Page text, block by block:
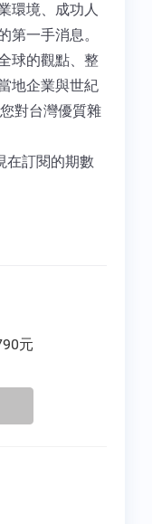
環境、成功人
第一手消息。
球的觀點、整
地企業與世紀
對台灣優質雜
訂閱的期數
元